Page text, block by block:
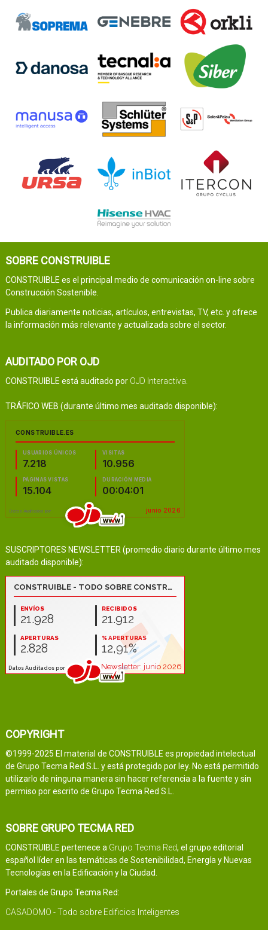
SOBRE CONSTRUIBLE
CONSTRUIBLE es el principal medio de comunicación on-line sobre
Construcción Sostenible.
Publica diariamente noticias, artículos, entrevistas, TV, etc. y ofrece
la información más relevante y actualizada sobre el sector.
AUDITADO POR OJD
CONSTRUIBLE está auditado por OJD Interactiva
TRÁFICO WEB (durante último mes auditado disponible):
SUSCRIPTORES NEWSLETTER (promedio diario durante último mes
auditado disponible):
COPYRIGHT
©1999-2025 El material de CONSTRUIBLE es propiedad intelectual
de Grupo Tecma Red S.L. y está protegido por ley. No está permitido
utilizarlo de ninguna manera sin hacer referencia a la fuente y sin
permiso por escrito de Grupo Tecma Red S.L.
SOBRE GRUPO TECMA RED
CONSTRUIBLE pertenece a Grupo Tecma Red, el grupo editorial
español líder en las temáticas de Sostenibilidad, Energía y Nuevas
Tecnologías en la Edificación y la Ciudad.
Portales de Grupo Tecma Red:
CASADOMO - Todo sobre Edificios Inteligentes